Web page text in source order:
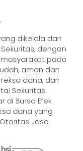
dikelola dan
dengan
pada
aman dan
dana, dan
Sekuritas
di Bursa Efek
dana yang
Jasa